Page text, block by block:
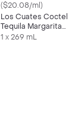
($20.08/ml)
Los Cuates Coctel
Tequila Margarita
Limón
1 x 269 mL